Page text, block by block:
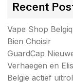
Recent
Vape Shop
Bien Choisir
GuardCap
Verhaegen en
België actief